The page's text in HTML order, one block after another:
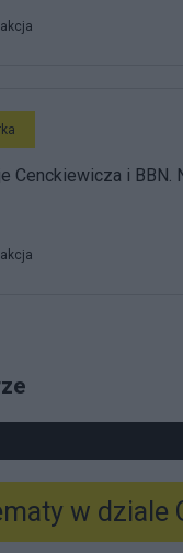
Cenckiewicza i BBN.
w dziale